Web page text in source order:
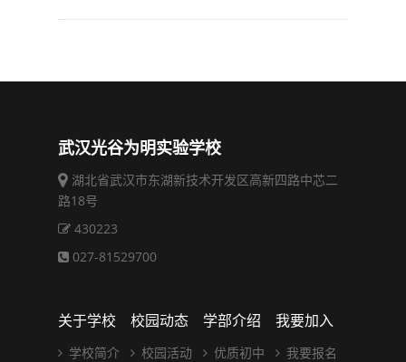
武汉光谷为明实验学校
湖北省武汉市东湖新技术开发区高新四路中芯二
路18号
430223
027-81529700
关于学校
学校简介
校园动态
校园活动
学部介绍
优质初中
我要加入
我要报名